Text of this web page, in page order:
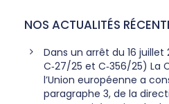
NOS ACTUALITÉS
Dans un arrêt du 16
C‑27/25 et C‑356/25) La
l’Union européenne a
paragraphe 3, de la